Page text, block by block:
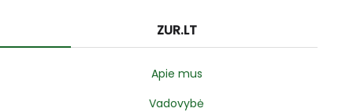
ZUR.LT
Apie mus
Vadovybė